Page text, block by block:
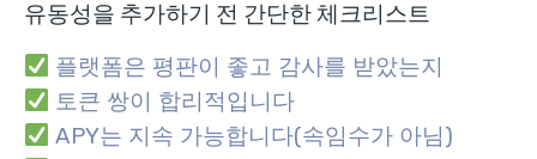
유동성을 추가하기 전 간단한 체크리스트
플랫폼은 평판이 좋고 감사를 받았는지
토큰 쌍이 합리적입니다
APY는 지속 가능합니다(속임수가 아님)